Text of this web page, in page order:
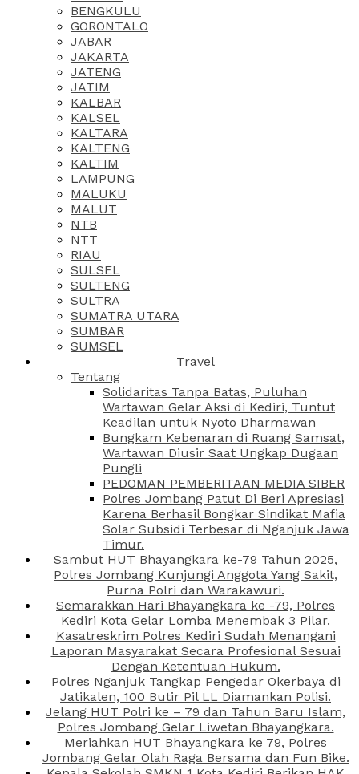
BENGKULU
GORONTALO
JABAR
JAKARTA
JATENG
JATIM
KALBAR
KALSEL
KALTARA
KALTENG
KALTIM
LAMPUNG
MALUKU
MALUT
NTB
NTT
RIAU
SULSEL
SULTENG
SULTRA
SUMATRA UTARA
SUMBAR
SUMSEL
Travel
Tentang
Solidaritas Tanpa Batas, Puluhan
Wartawan Gelar Aksi di Kediri, Tuntut
Keadilan untuk Nyoto Dharmawan
Bungkam Kebenaran di Ruang Samsat,
Wartawan Diusir Saat Ungkap Dugaan
Pungli
PEDOMAN PEMBERITAAN MEDIA SIBER
Polres Jombang Patut Di Beri Apresiasi
Karena Berhasil Bongkar Sindikat Mafia
Solar Subsidi Terbesar di Nganjuk Jawa
Timur.
Sambut HUT Bhayangkara ke-79 Tahun 2025,
Polres Jombang Kunjungi Anggota Yang Sakit,
Purna Polri dan Warakawuri.
Semarakkan Hari Bhayangkara ke -79, Polres
Kediri Kota Gelar Lomba Menembak 3 Pilar.
Kasatreskrim Polres Kediri Sudah Menangani
Laporan Masyarakat Secara Profesional Sesuai
Dengan Ketentuan Hukum.
Polres Nganjuk Tangkap Pengedar Okerbaya di
Jatikalen, 100 Butir Pil LL Diamankan Polisi.
Jelang HUT Polri ke – 79 dan Tahun Baru Islam,
Polres Jombang Gelar Liwetan Bhayangkara.
Meriahkan HUT Bhayangkara ke 79, Polres
Jombang Gelar Olah Raga Bersama dan Fun Bike.